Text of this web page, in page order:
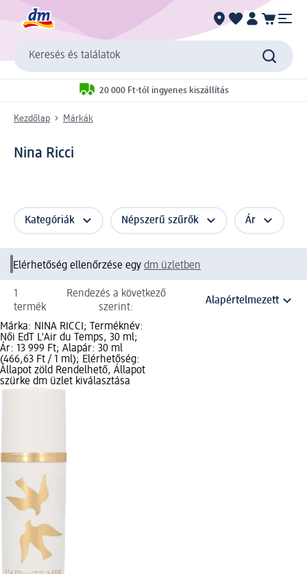
Keresés és találatok
20 000 Ft-tól ingyenes kiszállítás
Kezdőlap Márkák
Nina Ricci
Kategóriák Népszerű szűrők Ár
Elérhetőség ellenőrzése egy dm üzletben
1
termék
Rendezés a következő
szerint:
Márka: NINA RICCI; Terméknév:
Női EdT L'Air du Temps, 30 ml;
Ár: 13 999 Ft; Alapár: 30 ml
(466,63 Ft / 1 ml); Elérhetőség:
Állapot zöld Rendelhető, Állapot
szürke dm üzlet kiválasztása